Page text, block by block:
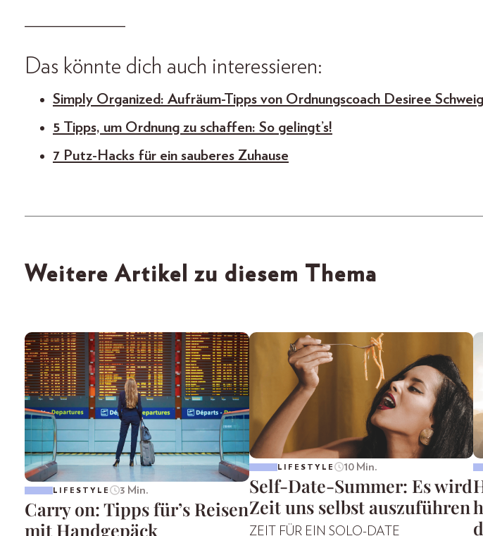
Das könnte dich auch interessieren:
Simply Organized: Aufräum-Tipps von Ordnungscoach Desiree
5 Tipps, um Ordnung zu schaffen: So gelingt’s!
7 Putz-Hacks für ein sauberes Zuhause
Weitere Artikel zu diesem Thema
LIFESTYLE 3 Min.
Carry on: Tipps für’s Reisen
mit Handgepäck
LIFESTYLE 10 Min.
Self-Date-Summer: Es wird
Zeit uns selbst auszuführen
ZEIT FÜR EIN SOLO-DATE